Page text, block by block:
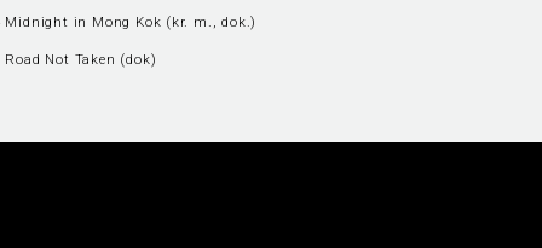
Midnight in Mong Kok (kr. m., dok.)
Road Not Taken (dok)